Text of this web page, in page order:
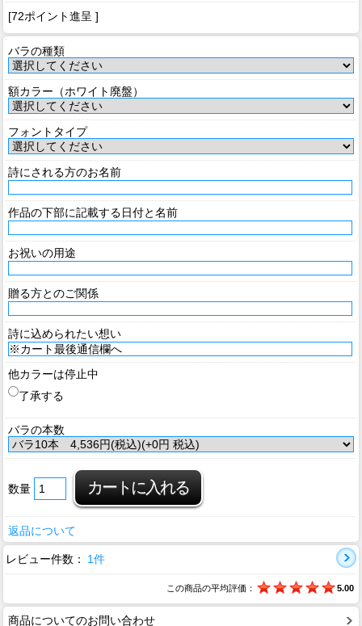
[72ポイント進呈 ]
バラの種類
額カラー（ホワイト廃盤）
フォントタイプ
詩にされる方のお名前
作品の下部に記載する日付と名前
お祝いの用途
贈る方とのご関係
詩に込められたい想い
他カラーは停止中
了承する
バラの本数
数量
返品について
レビュー件数： 1件
この商品の平均評価： 5.00
商品についてのお問い合わせ